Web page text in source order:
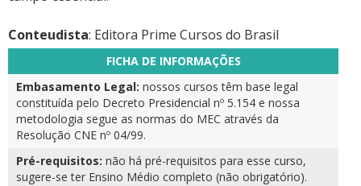
Conteudista: Editora Prime Cursos do Brasil
FICHA DE INFORMAÇÕES
Embasamento Legal: nossos cursos têm base legal
constituída pelo Decreto Presidencial nº 5.154 e nossa
metodologia segue as normas do MEC através da
Resolução CNE nº 04/99.
Pré-requisitos: não há pré-requisitos para esse curso,
sugere-se ter Ensino Médio completo (não obrigatório).